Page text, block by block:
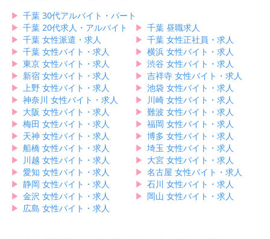
▶︎ 千葉 30代アルバイト・パート
▶︎ 千葉 20代求人・アルバイト ▶︎ 千葉 昼職求人
▶︎ 千葉 女性派遣・求人 ▶︎ 千葉 女性正社員・求人
▶︎ 千葉 女性バイト・求人 ▶︎ 横浜 女性バイト・求人
▶︎ 東京 女性バイト・求人 ▶︎ 渋谷 女性バイト・求人
▶︎ 新宿 女性バイト・求人 ▶︎ 吉祥寺 女性バイト・求人
▶︎ 上野 女性バイト・求人 ▶︎ 池袋 女性バイト・求人
▶︎ 神奈川 女性バイト・求人 ▶︎ 川崎 女性バイト・求人
▶︎ 大阪 女性バイト・求人 ▶︎ 難波 女性バイト・求人
▶︎ 梅田 女性バイト・求人 ▶︎ 福岡 女性バイト・求人
▶︎ 天神 女性バイト・求人 ▶︎ 博多 女性バイト・求人
▶︎ 船橋 女性バイト・求人 ▶︎ 埼玉 女性バイト・求人
▶︎ 川越 女性バイト・求人 ▶︎ 大宮 女性バイト・求人
▶︎ 愛知 女性バイト・求人 ▶︎ 名古屋 女性バイト・求人
▶︎ 静岡 女性バイト・求人 ▶︎ 石川 女性バイト・求人
▶︎ 金沢 女性バイト・求人 ▶︎ 岡山 女性バイト・求人
▶︎ 広島 女性バイト・求人